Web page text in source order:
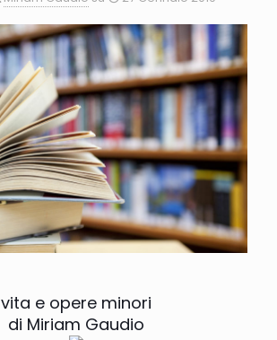
vita e opere minori
di Miriam Gaudio